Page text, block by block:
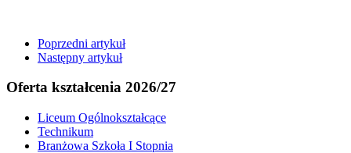
Poprzedni artykuł
Następny artykuł
Oferta kształcenia 2026/27
Liceum Ogólnokształcące
Technikum
Branżowa Szkoła I Stopnia